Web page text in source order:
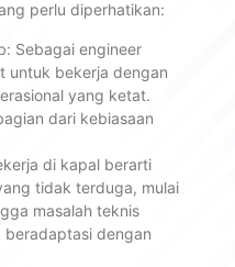
perlu diperhatikan:
Sebagai engineer
untuk bekerja dengan
yang ketat.
dari kebiasaan
di kapal berarti
tidak terduga, mulai
masalah teknis
beradaptasi dengan